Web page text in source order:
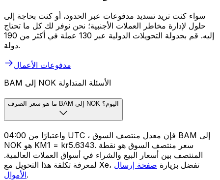
سواء كنت تريد تسديد مدفوعات عبر الحدود، أو كنت بحاجة إلى
حلول لإدارة مخاطر العملات الأجنبية؛ نحن نوفر لك كل ما تحتاج
إليه. قم بجدولة التحويلات الدولية عبر 130 عملة في أكثر من 190
دولة.
مدفوعات الأعمال
BAM إلى NOK الأسئلة المتداولة
ما هو سعر الصرف BAM إلى NOK اليوم؟
واعتبارًا من 04:00 UTC ، فإن معدل منتصف السوق BAM إلى
NOK هو KM1 = kr5.6343. سعر منتصف السوق هو نقطة
المنتصف بين أسعار البيع والشراء في أسواق العملات العالمية.
لمعرفة تكلفة هذا التحويل مع Xe، تفضل بزيارة صفحة إرسال
الأموال.